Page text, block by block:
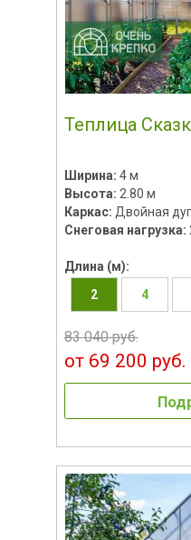
Теплица
Ширина: 4 м
Высота: 2.80 м
Каркас: Двойная
Снеговая нагрузка:
Длина (м):
2
4
83 040 руб.
от 69 200 руб.